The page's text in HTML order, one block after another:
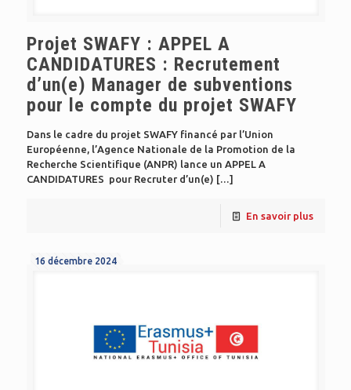
Projet SWAFY : APPEL A
CANDIDATURES : Recrutement
d’un(e) Manager de subventions
pour le compte du projet SWAFY
Dans le cadre du projet SWAFY financé par l’Union
Européenne, l’Agence Nationale de la Promotion de la
Recherche Scientifique (ANPR) lance un APPEL A
CANDIDATURES pour Recruter d’un(e) […]
En savoir plus
16 décembre 2024